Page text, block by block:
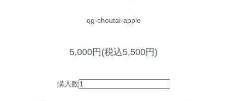
qg-choutai-apple
5,000円(税込5,500円)
購入数